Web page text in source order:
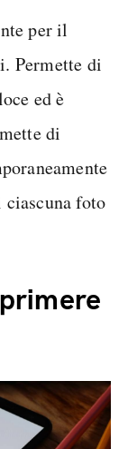
per il
Permette di
ed è
di
foto